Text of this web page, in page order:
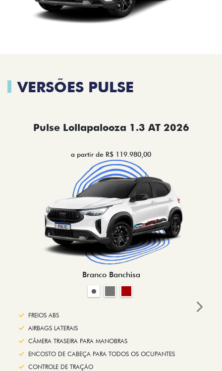
VERSÕES PULSE
Pulse Lollapalooza 1.3 AT 2026
a partir de R$ 119.980,00
Branco Banchisa
FREIOS ABS
AIRBAGS LATERAIS
CÂMERA TRASEIRA PARA MANOBRAS
ENCOSTO DE CABEÇA PARA TODOS OS OCUPANTES
CONTROLE DE TRAÇÃO
Next